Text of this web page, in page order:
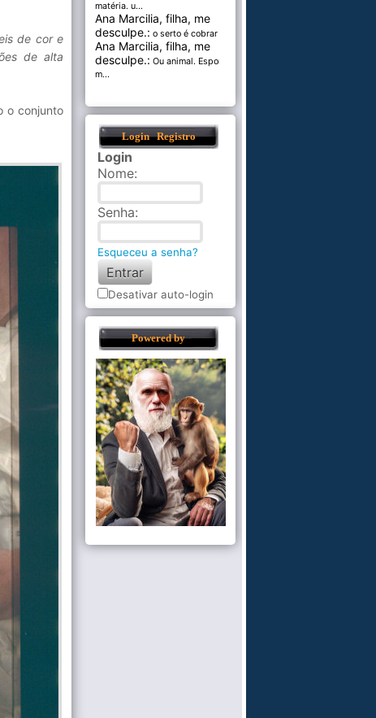
de cor e
de alta
o conjunto
matéria. u...
Ana Marcilia, filha, me
desculpe.: o serto é cobrar pel...
Ana Marcilia, filha, me
desculpe.: Ou animal. Esponja
m...
Login Registro
Login
Nome:
Senha:
Esqueceu a senha?
Desativar auto-login
Powered by